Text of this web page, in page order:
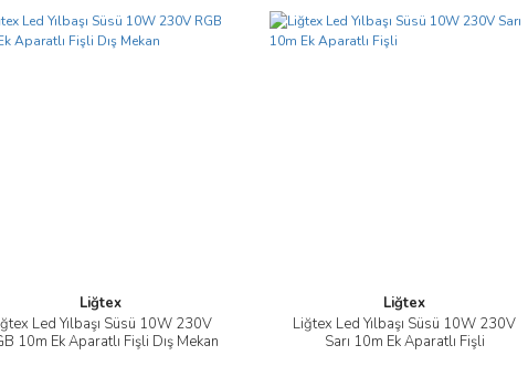
Liğtex
Led Yılbaşı Süsü 10W 230V
10m Ek Aparatlı Fişli Dış Mekan
İncele
Liğtex
Liğtex Led Yılbaşı Süsü 10W 230V
Sarı 10m Ek Aparatlı Fişli
İncele